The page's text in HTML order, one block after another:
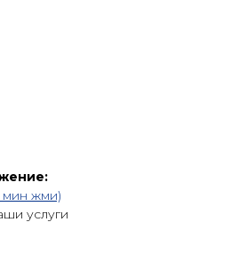
мин жми)
услуги